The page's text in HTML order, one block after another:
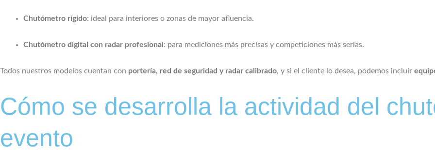
Chutómetro rígido: ideal para interiores o zonas de mayor afluencia.
Chutómetro digital con radar profesional : para mediciones más precisas y competiciones más serias.
Todos nuestros modelos cuentan con portería, red de seguridad y radar calibrado, y si el cliente lo desea, podemos incluir
Cómo se desarrolla la actividad del
evento